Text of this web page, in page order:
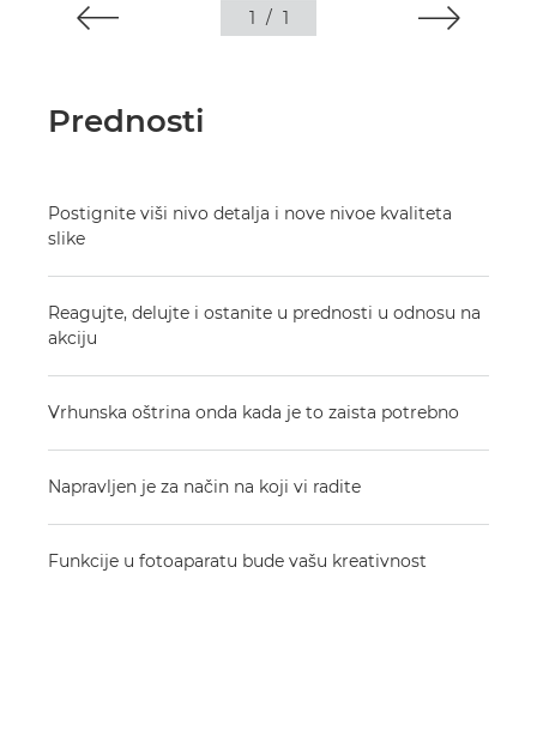
1 / 1
Prednosti
Postignite viši nivo detalja i nove nivoe kvaliteta
slike
Reagujte, delujte i ostanite u prednosti u odnosu na
akciju
Vrhunska oštrina onda kada je to zaista potrebno
Napravljen je za način na koji vi radite
Funkcije u fotoaparatu bude vašu kreativnost